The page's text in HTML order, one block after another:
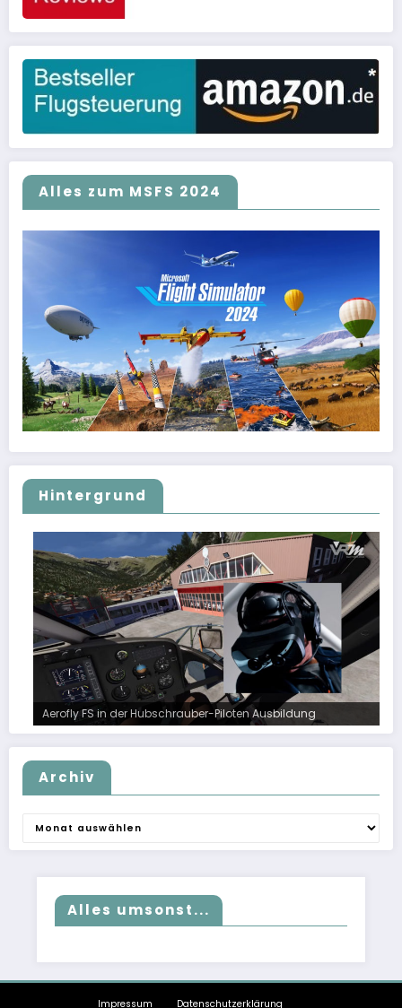
Alles zum MSFS 2024
Hintergrund
Aerofly FS in der Hubschrauber-Piloten Ausbildung
Archiv
Alles umsonst...
Impressum Datenschutzerklärung